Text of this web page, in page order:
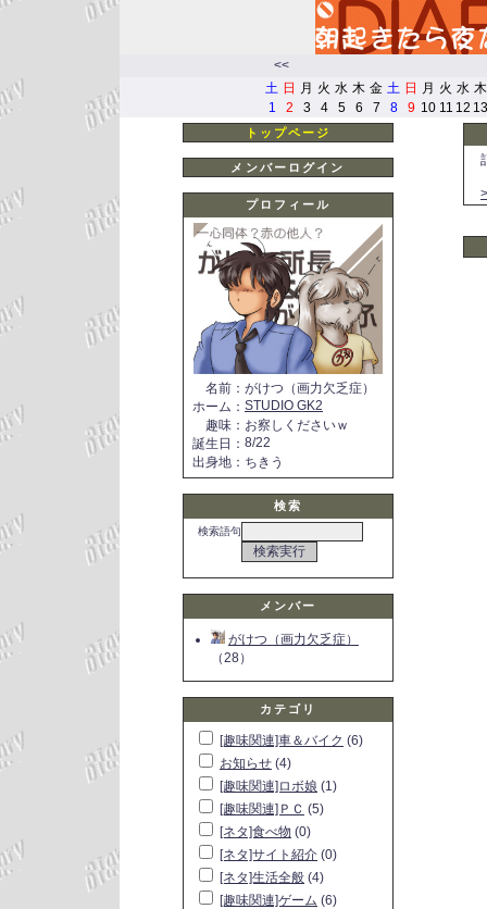
<<
土 日 月 火 水 木 金 土 日 月 火 水 木
1
2 3 4 5 6 7 8 9 10 11 12 13
トップページ
メンバーログイン
プロフィール
名前 ： がけつ（画力欠乏症）
ホーム ： STUDIO GK2
趣味 ： お察しくださいｗ
誕生日 ： 8/22
出身地 ： ちきう
検索
検索語句
メンバー
がけつ（画力欠乏症）
（28）
カテゴリ
[趣味関連]車＆バイク (6)
お知らせ (4)
[趣味関連]ロボ娘 (1)
[趣味関連]ＰＣ (5)
[ネタ]食べ物 (0)
[ネタ]サイト紹介 (0)
[ネタ]生活全般 (4)
[趣味関連]ゲーム (6)